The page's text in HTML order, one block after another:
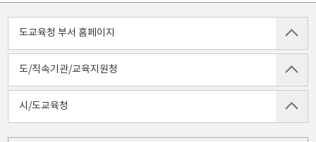
도교육청 부서 홈페이지
도/직속기관/교육지원청
시/도교육청